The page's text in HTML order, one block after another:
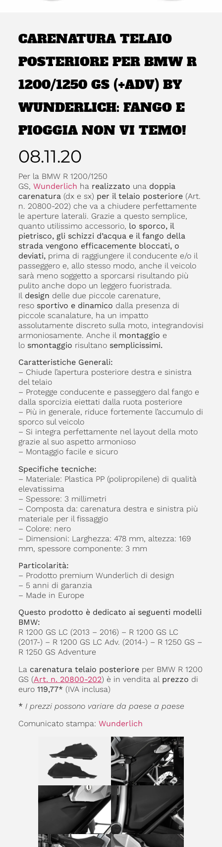
CARENATURA TELAIO
POSTERIORE PER BMW R
1200/1250 GS (+ADV) BY
WUNDERLICH: FANGO E
PIOGGIA NON VI TEMO!
08.11.20
Per la BMW R 1200/1250
GS, Wunderlich ha realizzato una doppia
carenatura (dx e sx) per il telaio posteriore(Art.
n. 20800-202) che va a chiudere perfettamente
le aperture laterali. Grazie a questo semplice,
quanto utilissimo accessorio, lo sporco, il
pietrisco, gli schizzi d’acqua e il fango della
strada vengono efficacemente bloccati, o
deviati, prima di raggiungere il conducente e/o il
passeggero e, allo stesso modo, anche il veicolo
sarà meno soggetto a sporcarsi risultando più
pulito anche dopo un leggero fuoristrada.
Il design delle due piccole carenature,
reso sportivo e dinamico dalla presenza di
piccole scanalature, ha un impatto
assolutamente discreto sulla moto, integrandovisi
armoniosamente. Anche il montaggio e
lo smontaggio risultano semplicissimi.
Caratteristiche Generali:
– Chiude l’apertura posteriore destra e sinistra
del telaio
– Protegge conducente e passeggero dal fango e
dalla sporcizia eiettati dalla ruota posteriore
– Più in generale, riduce fortemente l’accumulo di
sporco sul veicolo
– Si integra perfettamente nel layout della moto
grazie al suo aspetto armonioso
– Montaggio facile e sicuro
Specifiche tecniche:
– Materiale: Plastica PP (polipropilene) di qualità
elevatissima
– Spessore: 3 millimetri
– Composta da: carenatura destra e sinistra più
materiale per il fissaggio
– Colore: nero
– Dimensioni: Larghezza: 478 mm, altezza: 169
mm, spessore componente: 3 mm
Particolarità:
– Prodotto premium Wunderlich di design
– 5 anni di garanzia
– Made in Europe
Questo prodotto è dedicato ai seguenti modelli
BMW:
R 1200 GS LC (2013 – 2016) – R 1200 GS LC
(2017-) – R 1200 GS LC Adv. (2014-) – R 1250 GS –
R 1250 GS Adventure
La carenatura telaio posteriore per BMW R 1200
GS (Art. n. 20800-202) è in vendita al prezzo di
euro119,77* (IVA inclusa)
* I prezzi possono variare da paese a paese
Comunicato stampa: Wunderlich